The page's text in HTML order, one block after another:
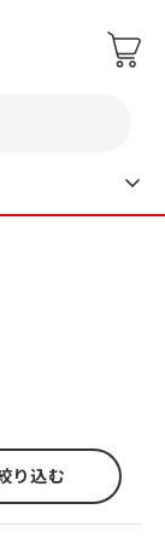
り込む